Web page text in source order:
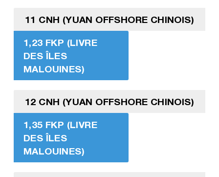
11 CNH (YUAN OFFSHORE CHINOIS)
1,23 FKP (LIVRE
DES ÎLES
MALOUINES)
12 CNH (YUAN OFFSHORE CHINOIS)
1,35 FKP (LIVRE
DES ÎLES
MALOUINES)